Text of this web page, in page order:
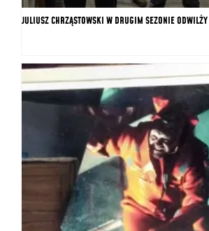
JULIUSZ CHRZĄSTOWSKI W DRUGIM SEZONIE ODWILŻY